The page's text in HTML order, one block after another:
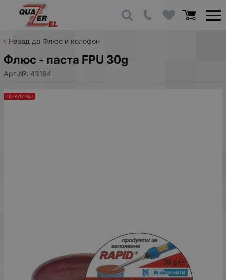
Назад до Флюс и колофон
Флюс - паста FPU 30g
Арт.№: 43184
НЕНАЛИЧЕН